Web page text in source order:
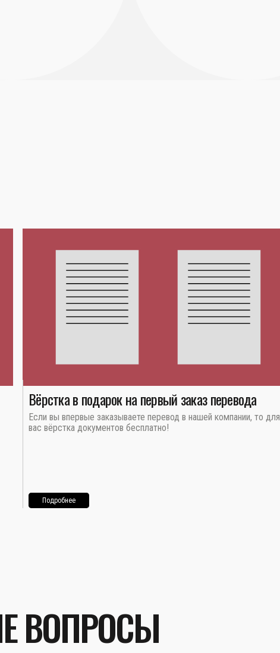
Вёрстка в подарок на первый заказ перевода
Если вы впервые заказываете перевод в нашей компании, то для
вас вёрстка документов бесплатно!
Подробнее
ВОПРОСЫ